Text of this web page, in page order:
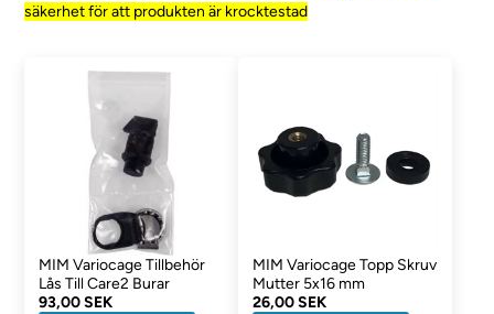
säkerhet för att produkten är krocktestad
MIM Variocage Tillbehör
Lås Till Care2 Burar
93,00 SEK
MIM Variocage Topp Skruv
Mutter 5x16 mm
26,00 SEK